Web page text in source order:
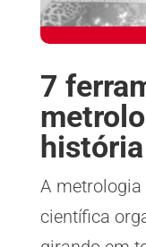
7
história
A
científica